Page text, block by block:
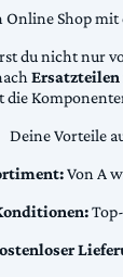
Online Shop mit
du nicht nur
Deine Vorteile
Von A